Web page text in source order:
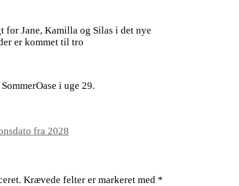
for Jane, Kamilla og Silas i det nye
er kommet til tro
i uge 29.
fra 2028
Krævede felter er markeret med *